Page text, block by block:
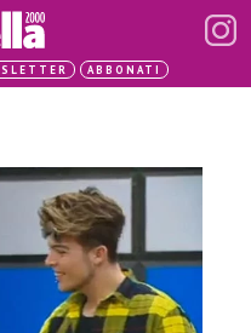
ABBONATI